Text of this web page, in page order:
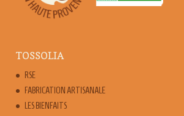
TOSSOLIA
RSE
FABRICATION ARTISANALE
LES BIENFAITS